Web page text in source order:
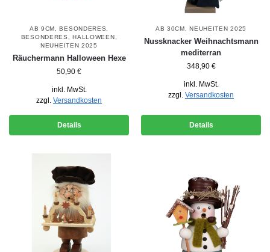
AB 9CM,BESONDERES,
BESONDERES ,HALLOWEEN,
NEUHEITEN 2025
Räuchermann Halloween Hexe
50,90 €
inkl. MwSt.
zzgl. Versandkosten
Details
AB 30CM,NEUHEITEN 2025
Nussknacker Weihnachtsmann
mediterran
348,90 €
inkl. MwSt.
zzgl. Versandkosten
Details